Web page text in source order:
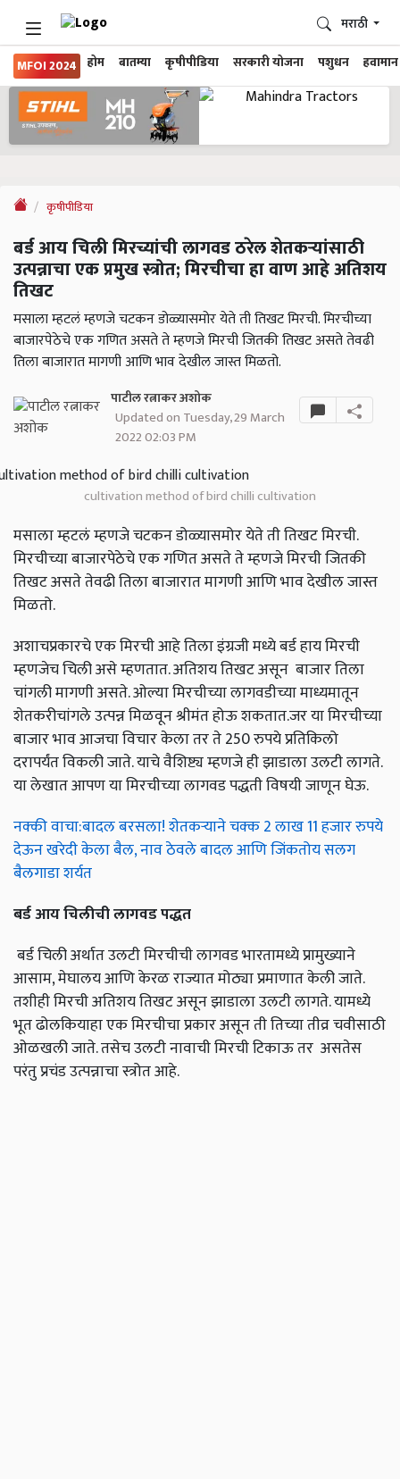
MFOI 2024 होम बातम्या कृषीपीडिया सरकारी योजना पशुधन हवामान
मराठी
कृषीपीडिया
बर्ड आय चिली मिरच्यांची लागवड ठरेल शेतकऱ्यांसाठी
उत्पन्नाचा एक प्रमुख स्त्रोत; मिरचीचा हा वाण आहे अतिशय
तिखट
मसाला म्हटलं म्हणजे चटकन डोळ्यासमोर येते ती तिखट मिरची. मिरचीच्या
बाजारपेठेचे एक गणित असते ते म्हणजे मिरची जितकी तिखट असते तेवढी
तिला बाजारात मागणी आणि भाव देखील जास्त मिळतो.
पाटील रत्नाकर अशोक
Updated on Tuesday, 29 March
2022 02:03 PM
cultivation method of bird chilli cultivation
मसाला म्हटलं म्हणजे चटकन डोळ्यासमोर येते ती तिखट मिरची.
मिरचीच्या बाजारपेठेचे एक गणित असते ते म्हणजे मिरची जितकी
तिखट असते तेवढी तिला बाजारात मागणी आणि भाव देखील जास्त
मिळतो.
अशाचप्रकारचे एक मिरची आहे तिला इंग्रजी मध्ये बर्ड हाय मिरची
म्हणजेच चिली असे म्हणतात. अतिशय तिखट असून बाजार तिला
चांगली मागणी असते. ओल्या मिरचीच्या लागवडीच्या माध्यमातून
शेतकरीचांगले उत्पन्न मिळवून श्रीमंत होऊ शकतात.जर या मिरचीच्या
बाजार भाव आजचा विचार केला तर ते 250 रुपये प्रतिकिलो
दरापर्यंत विकली जाते. याचे वैशिष्ट्य म्हणजे ही झाडाला उलटी लागते.
या लेखात आपण या मिरचीच्या लागवड पद्धती विषयी जाणून घेऊ.
नक्की वाचा:बादल बरसला! शेतकऱ्याने चक्क 2 लाख 11 हजार रुपये
देऊन खरेदी केला बैल, नाव ठेवले बादल आणि जिंकतोय सलग
बैलगाडा शर्यत
बर्डआयचिलीचीलागवडपद्धत
बर्ड चिली अर्थात उलटी मिरचीची लागवड भारतामध्ये प्रामुख्याने
आसाम, मेघालय आणि केरळ राज्यात मोठ्या प्रमाणात केली जाते.
तशीही मिरची अतिशय तिखट असून झाडाला उलटी लागते. यामध्ये
भूत ढोलकियाहा एक मिरचीचा प्रकार असून ती तिच्या तीव्र चवीसाठी
ओळखली जाते. तसेच उलटी नावाची मिरची टिकाऊ तर असतेस
परंतु प्रचंड उत्पन्नाचा स्त्रोत आहे.